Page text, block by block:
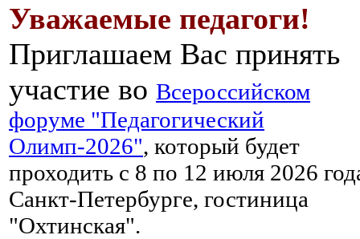
Уважаемые педагоги!
Приглашаем Вас принять
участие во Всероссийском
форуме "Педагогический
Олимп-2026", который будет
проходить с 8 по 12 июля 2026
Санкт-Петербурге, гостиница
"Охтинская".